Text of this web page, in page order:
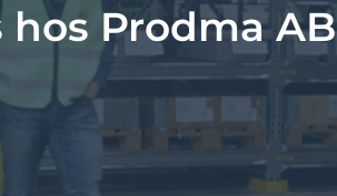
Prodma AB